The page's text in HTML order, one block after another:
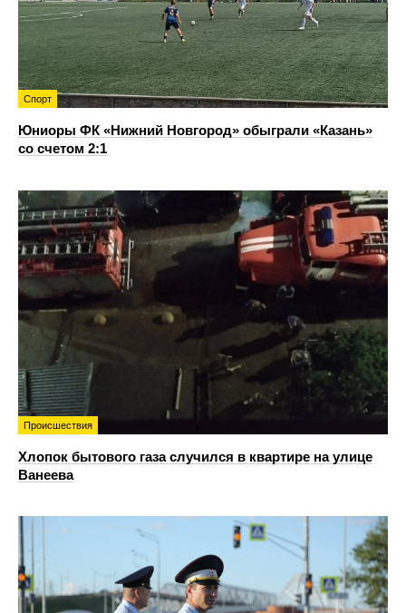
Спорт
Юниоры ФК «Нижний Новгород» обыграли «Казань»
со счетом 2:1
Происшествия
Хлопок бытового газа случился в квартире на улице
Ванеева